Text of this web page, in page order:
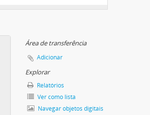
Área de transferência
Adicionar
Explorar
Relatórios
Ver como lista
Navegar objetos digitais